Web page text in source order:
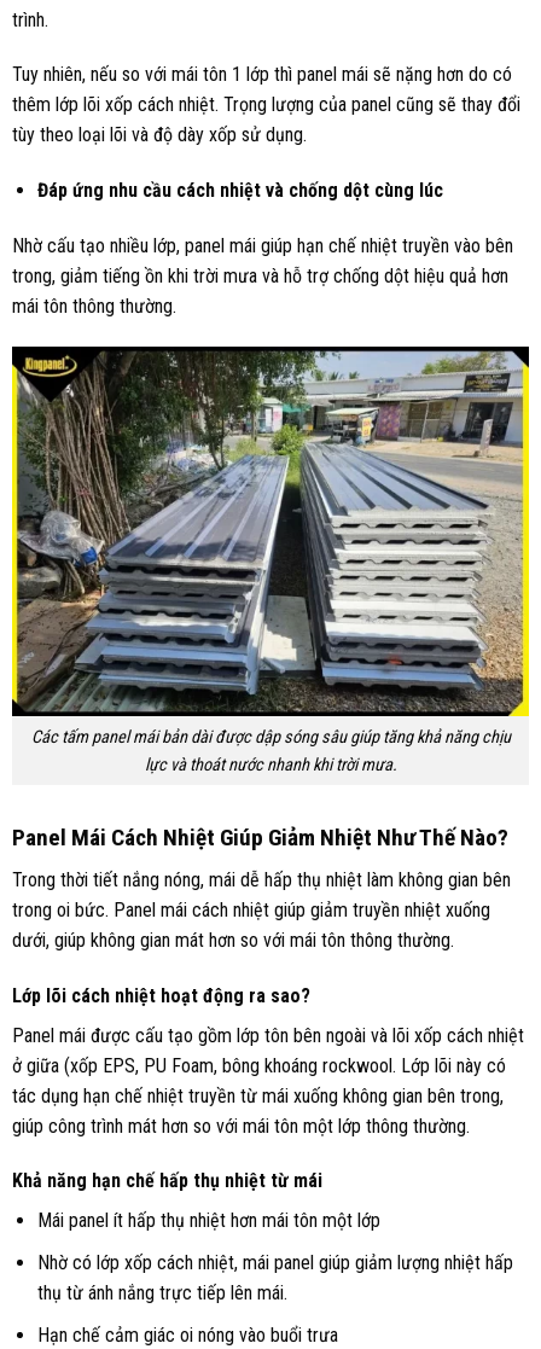
trình.
Tuy nhiên, nếu so với mái tôn 1 lớp thì panel mái sẽ nặng hơn do có
thêm lớp lõi xốp cách nhiệt. Trọng lượng của panel cũng sẽ thay đổi
tùy theo loại lõi và độ dày xốp sử dụng.
Đáp ứng nhu cầu cách nhiệt và chống dột cùng lúc
Nhờ cấu tạo nhiều lớp, panel mái giúp hạn chế nhiệt truyền vào bên
trong, giảm tiếng ồn khi trời mưa và hỗ trợ chống dột hiệu quả hơn
mái tôn thông thường.
Các tấm panel mái bản dài được dập sóng sâu giúp tăng khả năng chịu
lực và thoát nước nhanh khi trời mưa.
Panel Mái Cách Nhiệt Giúp Giảm Nhiệt Như Thế Nào?
Trong thời tiết nắng nóng, mái dễ hấp thụ nhiệt làm không gian bên
trong oi bức. Panel mái cách nhiệt giúp giảm truyền nhiệt xuống
dưới, giúp không gian mát hơn so với mái tôn thông thường.
Lớp lõi cách nhiệt hoạt động ra sao?
Panel mái được cấu tạo gồm lớp tôn bên ngoài và lõi xốp cách nhiệt
ở giữa (xốp EPS, PU Foam, bông khoáng rockwool. Lớp lõi này có
tác dụng hạn chế nhiệt truyền từ mái xuống không gian bên trong,
giúp công trình mát hơn so với mái tôn một lớp thông thường.
Khả năng hạn chế hấp thụ nhiệt từ mái
Mái panel ít hấp thụ nhiệt hơn mái tôn một lớp
Nhờ có lớp xốp cách nhiệt, mái panel giúp giảm lượng nhiệt hấp
thụ từ ánh nắng trực tiếp lên mái.
Hạn chế cảm giác oi nóng vào buổi trưa